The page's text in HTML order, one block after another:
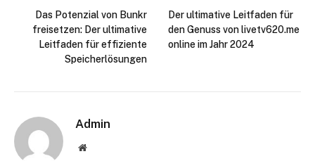
Das Potenzial von Bunkr
freisetzen: Der ultimative
Leitfaden für effiziente
Speicherlösungen
Der ultimative Leitfaden für
den Genuss von livetv620.me
online im Jahr 2024
Admin
Website